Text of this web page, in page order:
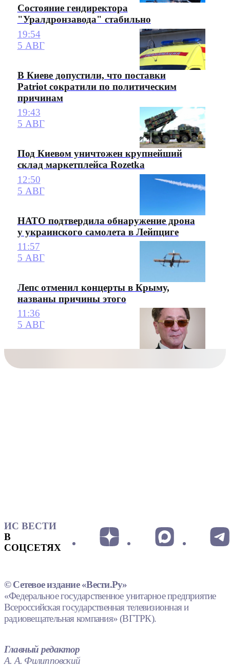
Состояние гендиректора
"Уралдронзавода" стабильно
19:54
5 АВГ
В Киеве допустили, что поставки
Patriot сократили по политическим
причинам
19:43
5 АВГ
Под Киевом уничтожен крупнейший
склад маркетплейса Rozetka
12:50
5 АВГ
НАТО подтвердила обнаружение дрона
у украинского самолета в Лейпциге
11:57
5 АВГ
Лепс отменил концерты в Крыму,
названы причины этого
11:36
5 АВГ
ИС ВЕСТИ
В
СОЦСЕТЯХ
© Сетевое издание «Вести.Ру»
«Федеральное государственное унитарное предприятие
Всероссийская государственная телевизионная и
радиовещательная компания» (ВГТРК).
Главный редактор
А. А. Филипповский